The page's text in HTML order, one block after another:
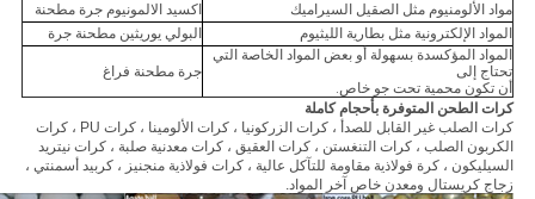
مواد الألومنيوم مثل الصقيل السيراميك
اكسيد الالمونيوم جرة مطحنة
المواد الإلكترونية مثل بطارية الليثيوم
البولي يوريثين مطحنة جرة
المواد المؤكسدة بسهولة أو بعض المواد الخاصة التي
تحتاج إلى
أن تكون محمية تحت جو خاص.
جرة مطحنة فراغ
كرات الطحن المتوفرة بأحجام كاملة
كرات الصلب غير القابل للصدأ ، كرات الزركونيا ، كرات الألومينا ، كرات PU ، كرات
الكربون الصلب ، كرات التنغستن ، كرات العقيق ، كرات معدنية صلبة ، كرات نيتريد
السيليكون ، كرة فولاذية مقاومة للتآكل عالية ، كرات فولاذية منجنيز ، كربيد أسمنتي ،
زجاج كريستال ومعدن خاص آخر المواد.